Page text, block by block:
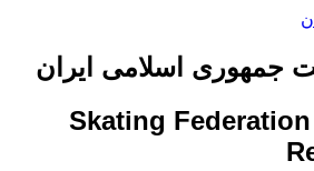
اسلامی ایران
Skating